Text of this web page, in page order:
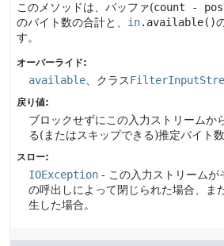
このメソッドは、バッファ(count - pos
のバイト数の合計と、 in.available()
す。
オーバーライド:
available 、クラス
戻り値:
ブロックせずにこの入力ストリームか
る(またはスキップできる)推定バイト数
スロー:
IOException - この入力ストリームが
の呼出しによって閉じられた場合、ま
生した場合。